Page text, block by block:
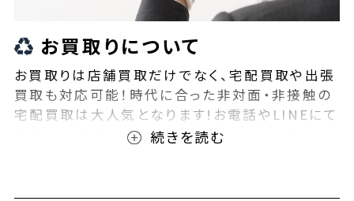
お買取りについて
お買取りは店舗買取だけでなく、宅配買取や出張
買取も対応可能！時代に合った非対面・非接触の
宅配買取は大人気となります!お電話やLINEにて
事前査定が可能となっております！また無料の宅